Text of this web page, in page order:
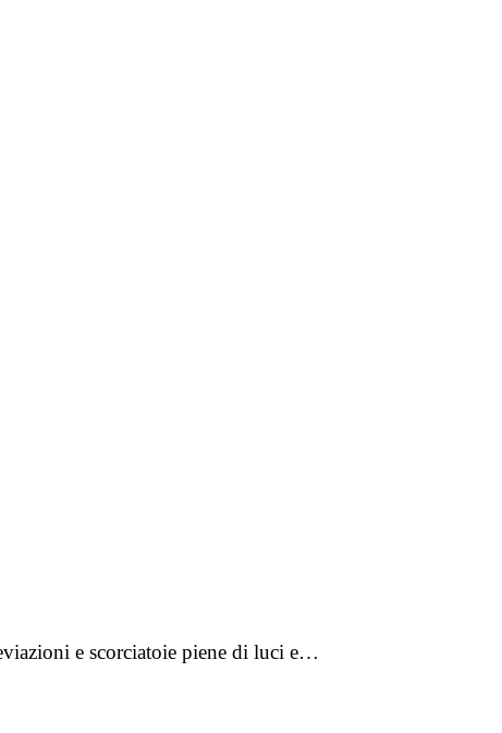
e scorciatoie piene di luci e…